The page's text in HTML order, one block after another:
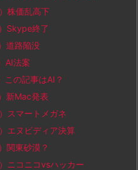
株価乱高下
Skype終了
道路陥没
AI法案
の記事はAI？
新Mac発表
スマートメガネ
エヌビディア決算
関東砂漠？
コニコvsハッカー